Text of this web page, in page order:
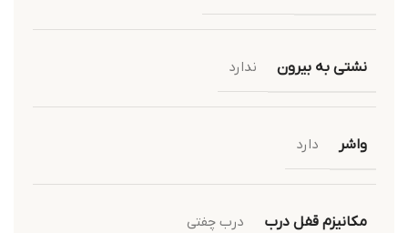
نشتی به بیرون ندارد
واشر دارد
مکانیزم قفل درب درب چفتی